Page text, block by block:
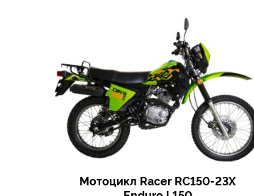
Мотоцикл Racer RC150-23X